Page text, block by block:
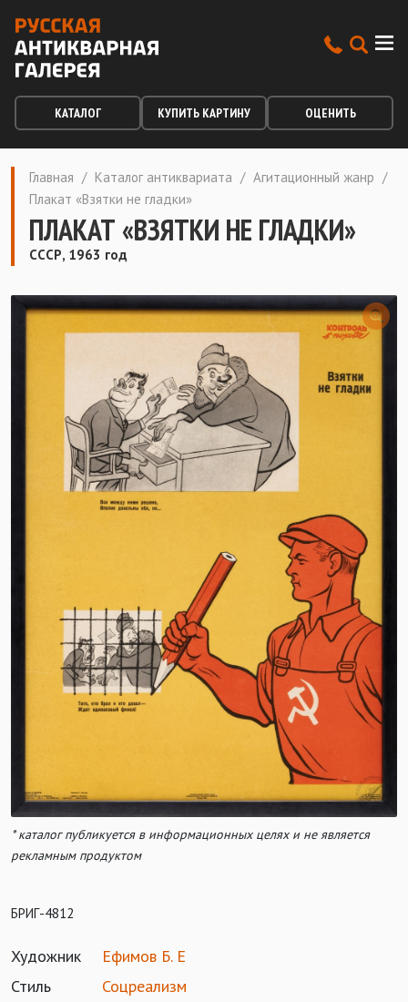
КАТАЛОГ КУПИТЬ КАРТИНУ ОЦЕНИТЬ
Главная / Каталог антиквариата / Агитационный жанр /
Плакат «Взятки не гладки»
ПЛАКАТ «ВЗЯТКИ НЕ ГЛАДКИ»
СССР, 1963 год
* каталог публикуется в информационных целях и не является
рекламным продуктом
БРИГ-4812
Художник
Ефимов Б. Е
Стиль
Соцреализм